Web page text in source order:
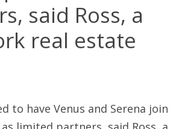
said Ross, a
real estate
to have Venus and Serena join